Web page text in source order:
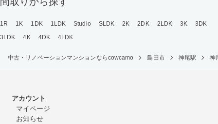
1R 1K 1DK 1LDK Studio SLDK 2K 2DK 2LDK 3K
3DK
3LDK
4K 4DK 4LDK
中古・リノベーションマンションならcowcamo 島田市 神尾駅 神
アカウント
マイページ
お知らせ